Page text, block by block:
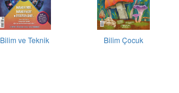
Bilim ve Teknik Bilim Çocuk